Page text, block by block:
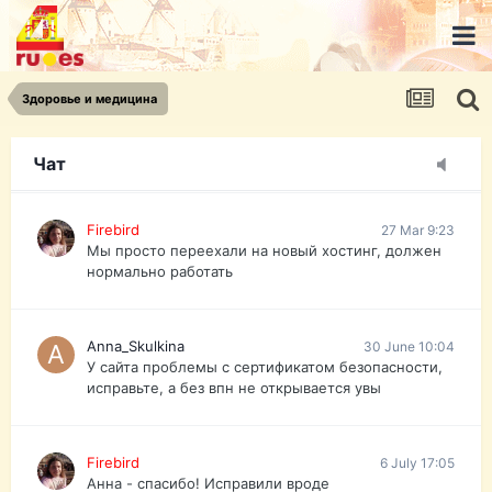
Здоровье и медицина
Чат
urist.dokument@gmail.com
https://pasport-ua.com/
Телеграмм @uristpassua
Firebird
Друзья - из России без VPN сайт и форум
Firebird 27 Mar 9:23
Мы просто переехали на новый хостинг, должен
нормально работать
Anna_Skulkina 30 June 10:04
У сайта проблемы с сертификатом безопасности,
исправьте, а без впн не открывается увы
Firebird 6 July 17:05
Анна - спасибо! Исправили вроде